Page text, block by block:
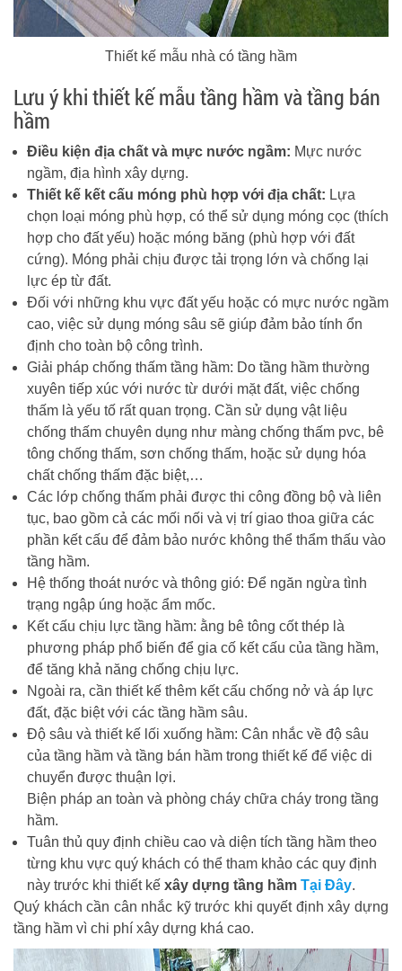
Thiết kế mẫu nhà có tầng hầm
Lưu ý khi thiết kế mẫu tầng hầm và tầng bán
hầm
Điều kiện địa chất và mực nước ngầm: Mực nước
ngầm, địa hình xây dựng.
Thiết kế kết cấu móng phù hợp với địa chất: Lựa
chọn loại móng phù hợp, có thể sử dụng móng cọc (thích
hợp cho đất yếu) hoặc móng băng (phù hợp với đất
cứng). Móng phải chịu được tải trọng lớn và chống lại
lực ép từ đất.
Đối với những khu vực đất yếu hoặc có mực nước ngầm
cao, việc sử dụng móng sâu sẽ giúp đảm bảo tính ổn
định cho toàn bộ công trình.
Giải pháp chống thấm tầng hầm: Do tầng hầm thường
xuyên tiếp xúc với nước từ dưới mặt đất, việc chống
thấm là yếu tố rất quan trọng. Cần sử dụng vật liệu
chống thấm chuyên dụng như màng chống thấm pvc, bê
tông chống thấm, sơn chống thấm, hoặc sử dụng hóa
chất chống thấm đặc biệt,…
Các lớp chống thấm phải được thi công đồng bộ và liên
tục, bao gồm cả các mối nối và vị trí giao thoa giữa các
phần kết cấu để đảm bảo nước không thể thẩm thấu vào
tầng hầm.
Hệ thống thoát nước và thông gió: Để ngăn ngừa tình
trạng ngập úng hoặc ẩm mốc.
Kết cấu chịu lực tầng hầm: ằng bê tông cốt thép là
phương pháp phổ biến để gia cố kết cấu của tầng hầm,
để tăng khả năng chống chịu lực.
Ngoài ra, cần thiết kế thêm kết cấu chống nở và áp lực
đất, đặc biệt với các tầng hầm sâu.
Độ sâu và thiết kế lối xuống hầm: Cân nhắc về độ sâu
của tầng hầm và tầng bán hầm trong thiết kế để việc di
chuyển được thuận lợi.
Biện pháp an toàn và phòng cháy chữa cháy trong tầng
hầm.
Tuân thủ quy định chiều cao và diện tích tầng hầm theo
từng khu vực quý khách có thể tham khảo các quy định
này trước khi thiết kế xây dựng tầng hầm Tại Đây.
Quý khách cần cân nhắc kỹ trước khi quyết định xây dựng
tầng hầm vì chi phí xây dựng khá cao.